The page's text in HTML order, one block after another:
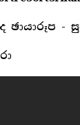
ඡායාරූප -